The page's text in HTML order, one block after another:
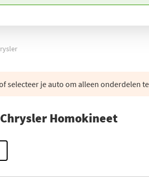
selecteer je auto om alleen onderdelen
Chrysler Homokineet